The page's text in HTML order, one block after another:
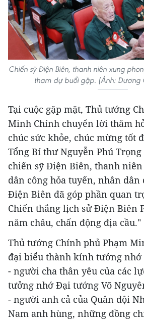
Chiến sỹ Điện Biên, thanh niên xung
tham dự buổi gặp. (Ảnh: Dương
Tại cuộc gặp mặt, Thủ tướng
Minh Chính chuyển lời thăm
chúc sức khỏe, chúc mừng tốt
Tổng Bí thư Nguyễn Phú
chiến sỹ Điện Biên, thanh
dân công hỏa tuyến, nhân dân
Điện Biên đã góp phần quan
Chiến thắng lịch sử Điện Biên
năm châu, chấn động địa cầu."
Thủ tướng Chính phủ Phạm
đại biểu thành kính tưởng nhớ
- người cha thân yêu của các
tưởng nhớ Đại tướng Võ
- người anh cả của Quân đội
Nam anh hùng, những đồng